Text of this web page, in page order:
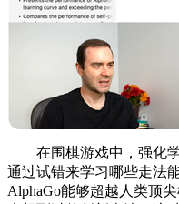
在围棋游戏中，强化学
通过试错来学习哪些走法
AlphaGo能够超越人类顶